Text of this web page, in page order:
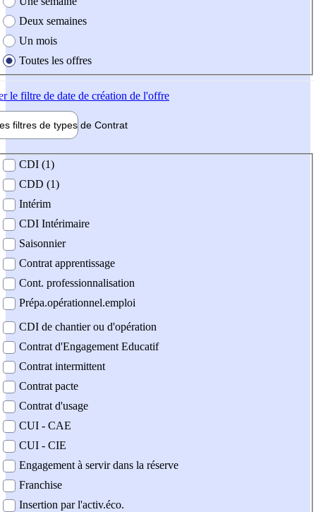
Deux semaines
Un mois
Toutes les offres
le filtre de date de création de l'offre
filtres de types de Contrat
contrat
CDI (1)
CDD (1)
Intérim
CDI Intérimaire
Saisonnier
Contrat apprentissage
Cont. professionnalisation
Prépa.opérationnel.emploi
CDI de chantier ou d'opération
Contrat d'Engagement Educatif
Contrat intermittent
Contrat pacte
Contrat d'usage
CUI - CAE
CUI - CIE
Engagement à servir dans la réserve
Franchise
Insertion par l'activ.éco.